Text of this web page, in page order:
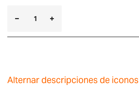
Alternar descripciones de iconos